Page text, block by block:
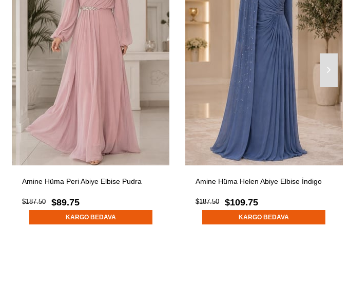
Amine Hüma Peri Abiye Elbise Pudra
$89.75
$187.50
KARGO BEDAVA
Amine Hüma Helen Abiye Elbise İndigo
$109.75
$187.50
KARGO BEDAVA